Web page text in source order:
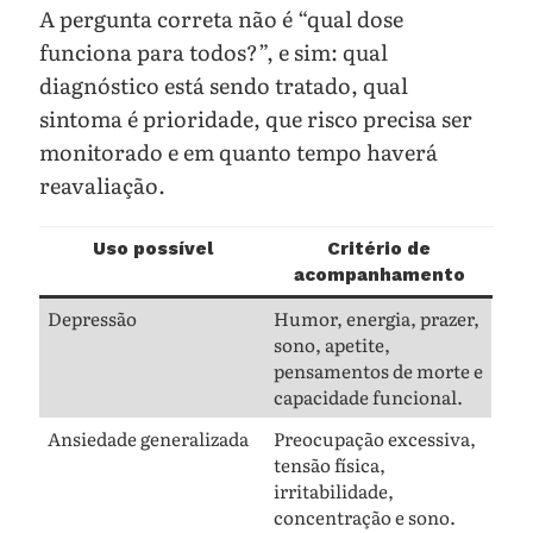
A pergunta correta não é “qual dose
funciona para todos?”, e sim: qual
diagnóstico está sendo tratado, qual
sintoma é prioridade, que risco precisa ser
monitorado e em quanto tempo haverá
reavaliação.
Uso possível
Critério de
acompanhamento
Depressão
Humor, energia, prazer,
sono, apetite,
pensamentos de morte e
capacidade funcional.
Ansiedade generalizada
Preocupação excessiva,
tensão física,
irritabilidade,
concentração e sono.